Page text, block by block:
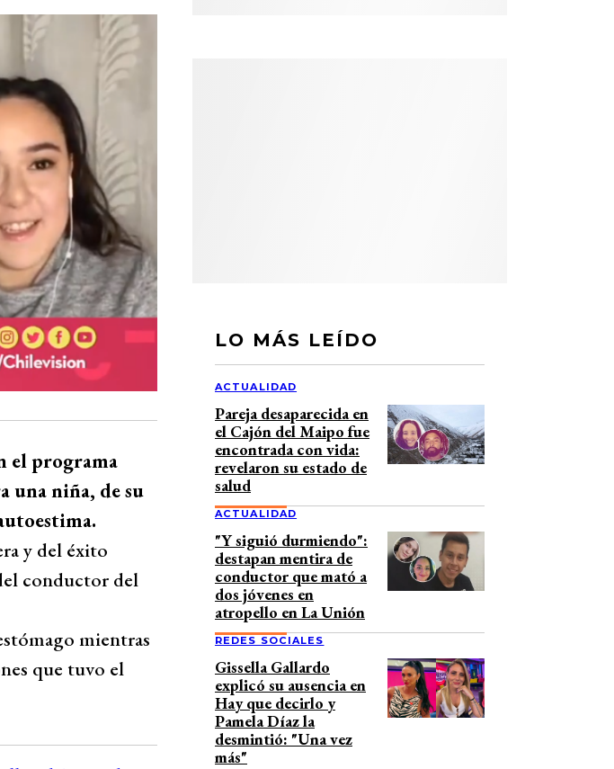
el programa
una niña, de su
y del éxito
conductor del
mientras
que tuvo el
LO MÁS LEÍDO
ACTUALIDAD
Pareja desaparecida en
el Cajón del Maipo fue
encontrada con vida:
revelaron su estado de
salud
ACTUALIDAD
"Y siguió durmiendo":
destapan mentira de
conductor que mató a
dos jóvenes en
atropello en La Unión
REDES SOCIALES
Gissella Gallardo
explicó su ausencia en
Hay que decirlo y
Pamela Díaz la
desmintió: "Una vez
más"